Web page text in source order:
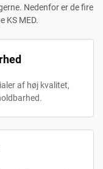
Nedenfor er de fire
KS MED.
af høj kvalitet,